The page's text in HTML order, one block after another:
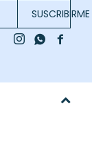
SUSCRIBIRME

 